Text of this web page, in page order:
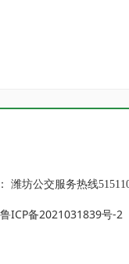
潍坊公交服务热线
鲁ICP备2021031839号-2